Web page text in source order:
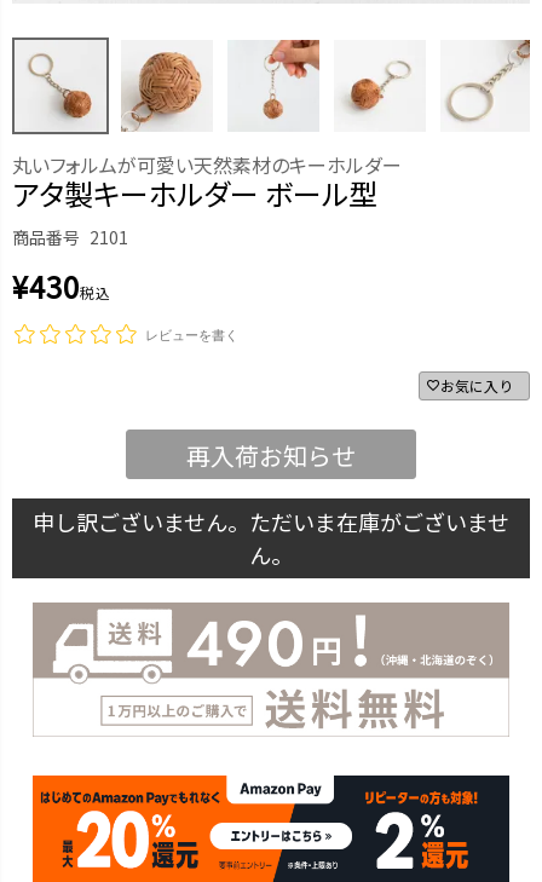
丸いフォルムが可愛い天然素材のキーホルダー
アタ製キーホルダー ボール型
商品番号 2101
¥430税込
レビューを書く
お気に入り
再入荷お知らせ
申し訳ございません。ただいま在庫がございませ
ん。